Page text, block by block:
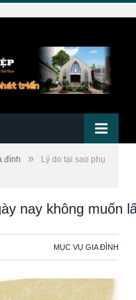
đình »
Lý do tại sao phụ
nay không muốn
MỤC VỤ GIA ĐÌNH